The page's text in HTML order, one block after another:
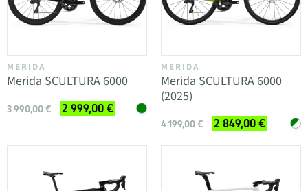
MERIDA
Merida SCULTURA 6000
3 990,00 € 2 999,00 €
MERIDA
Merida SCULTURA 6000
(2025)
4 199,00 € 2 849,00 €